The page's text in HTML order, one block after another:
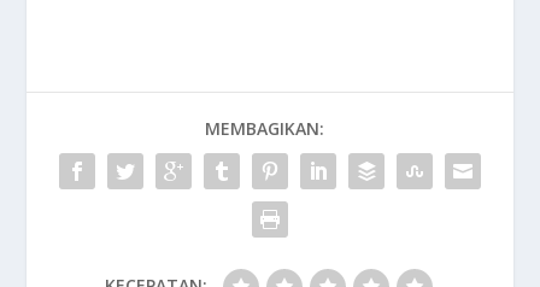
MEMBAGIKAN: